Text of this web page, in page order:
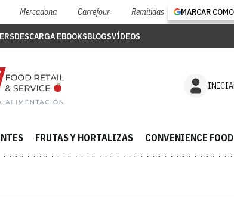
Mercadona Carrefour Remitidas MARCAR
DESCARGA EBOOKSBLOGSVÍDEOS
FRUTAS Y HORTALIZAS CONVENIENCE FOOD